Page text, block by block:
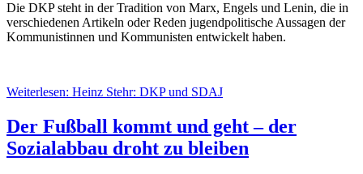
Die DKP steht in der Tradition von Marx, Engels und Lenin, die in
verschiedenen Artikeln oder Reden jugendpolitische Aussagen der
Kommunistinnen und Kommunisten entwickelt haben.
Weiterlesen: Heinz Stehr: DKP und SDAJ
Der Fußball kommt und geht – der
Sozialabbau droht zu bleiben